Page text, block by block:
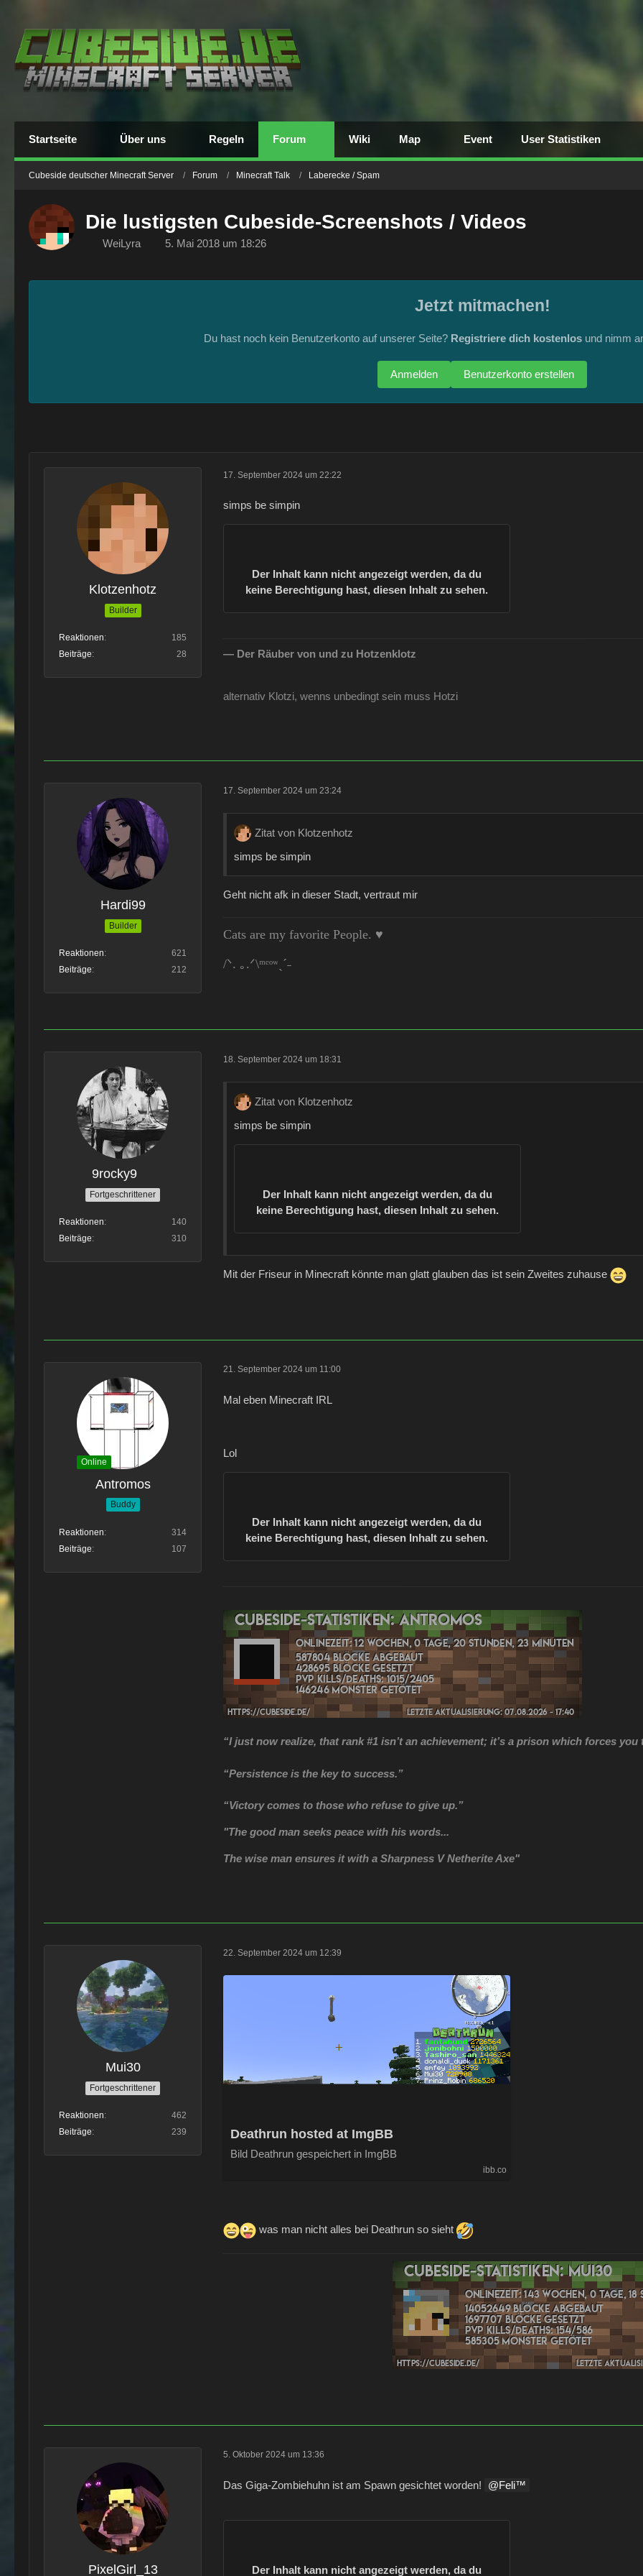
Startseite Über uns Regeln Forum Wiki Map Event User Statistiken
Cubeside deutscher Minecraft Server Forum Minecraft Talk Laberecke / Spam
Die lustigsten Cubeside-Screenshots / Videos
WeiLyra 5. Mai 2018 um 18:26
Jetzt mitmachen!
Du hast noch kein Benutzerkonto auf unserer Seite? Registriere dich kostenlos und nimm
Benutzerkonto erstellen
Anmelden
Klotzenhotz
Builder
Reaktionen
185
Beiträge
28
17. September 2024 um 22:22
simps be simpin
Der Inhalt kann nicht angezeigt werden, da du
keine Berechtigung hast, diesen Inhalt zu sehen.
— Der Räuber von und zu Hotzenklotz
alternativ Klotzi, wenns unbedingt sein muss Hotzi
Hardi99
Builder
Reaktionen
621
Beiträge
212
17. September 2024 um 23:24
Zitat von Klotzenhotz
simps be simpin
Geht nicht afk in dieser Stadt, vertraut mir
Cats are my favorite People. ♥
/ᐠ. ｡.ᐟ\ᵐᵉᵒʷˎˊ˗
9rocky9
Fortgeschrittener
Reaktionen
140
Beiträge
310
18. September 2024 um 18:31
Zitat von Klotzenhotz
simps be simpin
Der Inhalt kann nicht angezeigt werden, da du
keine Berechtigung hast, diesen Inhalt zu sehen.
Mit der Friseur in Minecraft könnte man glatt glauben das ist sein Zweites zuhause
Online
Antromos
Buddy
Reaktionen
314
Beiträge
107
21. September 2024 um 11:00
Mal eben Minecraft IRL
Lol
Der Inhalt kann nicht angezeigt werden, da du
keine Berechtigung hast, diesen Inhalt zu sehen.
“I just now realize, that rank #1 isn’t an achievement; it’s a prison which forces
“Persistence is the key to success.”
“Victory comes to those who refuse to give up.”
"The good man seeks peace with his words...
The wise man ensures it with a Sharpness V Netherite Axe"
Mui30
Fortgeschrittener
Reaktionen
462
Beiträge
239
22. September 2024 um 12:39
Deathrun hosted at ImgBB
Bild Deathrun gespeichert in ImgBB
ibb.co
was man nicht alles bei Deathrun so sieht
PixelGirl_13
5. Oktober 2024 um 13:36
Das Giga-Zombiehuhn ist am Spawn gesichtet worden! Feli™️
Der Inhalt kann nicht angezeigt werden, da du